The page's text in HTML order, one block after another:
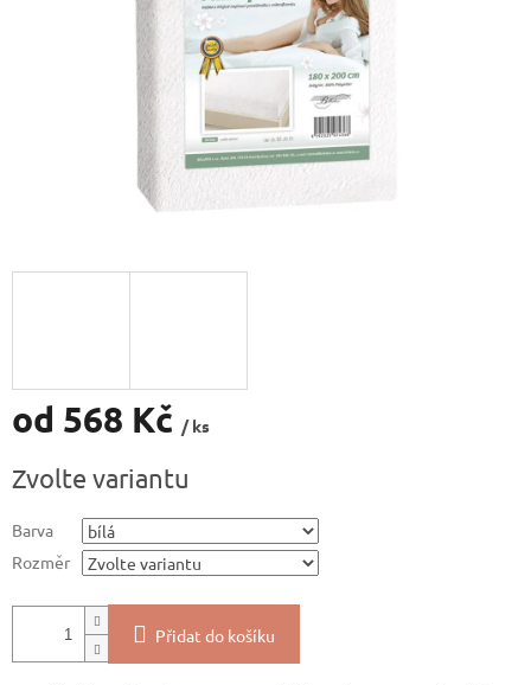
od 568 Kč / ks
cena:
Zvolte variantu
Barva
Rozměr
Přidat do košíku